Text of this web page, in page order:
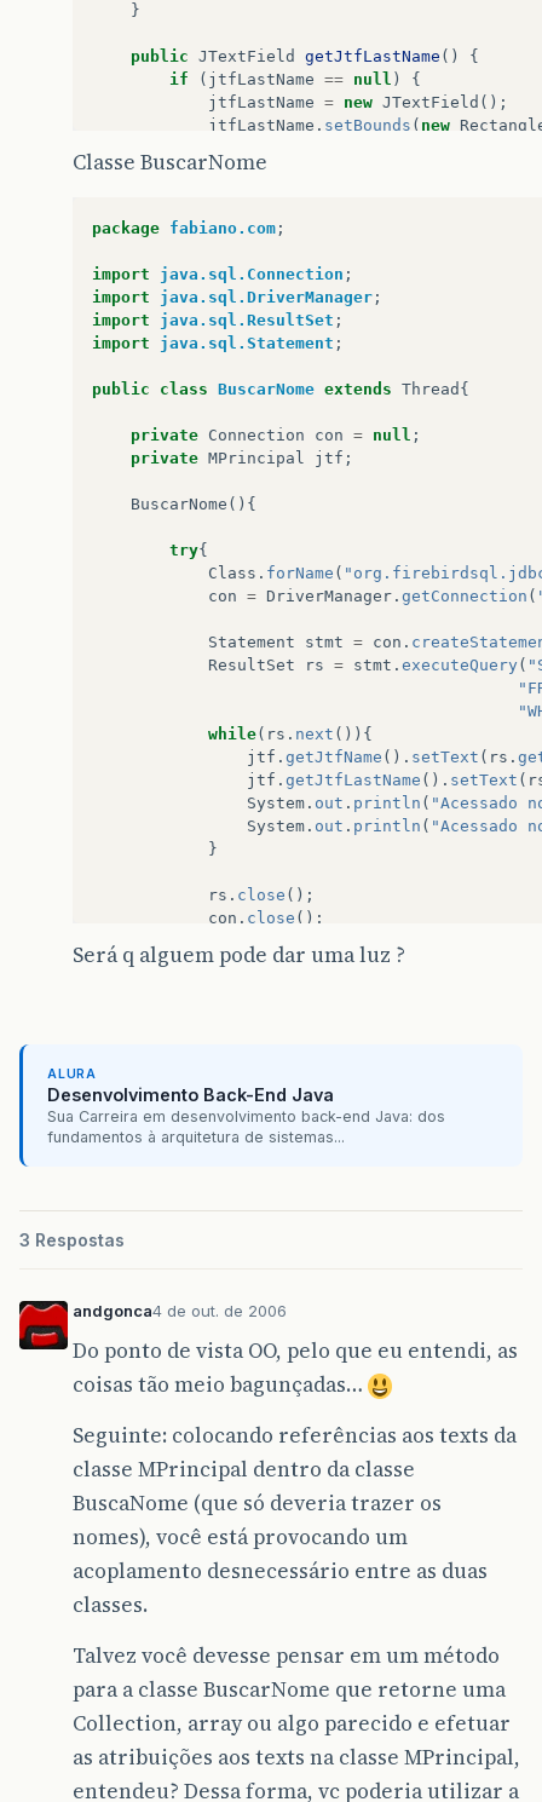
}
public JTextField getJtfLastName ()
{
if
( jtfLastName == null )
{
jtfLastName = new JTextField ();
jtfLastName . setBounds ( new
return jtfLastName
private
jbtExecutar
jbtExecutar
new
jbtExecutar
setBounds
jbtExecutar
setText
jbtExecutar
addActionListener
actionPerformed
new
();
});
return
Classe BuscarNome
package fabiano.com ;
import java.sql.Connection ;
import
java.sql.DriverManager ;
import
java.sql.ResultSet ;
import
java.sql.Statement ;
public class BuscarNome extends Thread {
private Connection con = null ;
private MPrincipal jtf ;
BuscarNome (){
try{
Class . forName (
con = DriverManager . getConnection (
Statement stmt = con .
ResultSet
rs = stmt . executeQuery (
while( rs . next ()){
jtf . getJtfName (). setText ( rs .
jtf . getJtfLastName (). setText (
System . out . println ( "Acessado
System . out . println ( "Acessado
}
rs . close ();
con . close ();
}catch(Exception ex){
}
Será q alguem pode dar uma luz ?
ALURA
Desenvolvimento Back-End Java
Sua Carreira em desenvolvimento back-end Java: dos
fundamentos à arquitetura de sistemas...
3 Respostas
andgonca4 de out. de 2006
Do ponto de vista OO, pelo que eu entendi, as
coisas tão meio bagunçadas…
Seguinte: colocando referências aos texts da
classe MPrincipal dentro da classe
BuscaNome (que só deveria trazer os
nomes), você está provocando um
acoplamento desnecessário entre as duas
classes.
Talvez você devesse pensar em um método
para a classe BuscarNome que retorne uma
Collection, array ou algo parecido e efetuar
as atribuições aos texts na classe MPrincipal,
entendeu? Dessa forma, vc poderia utilizar a